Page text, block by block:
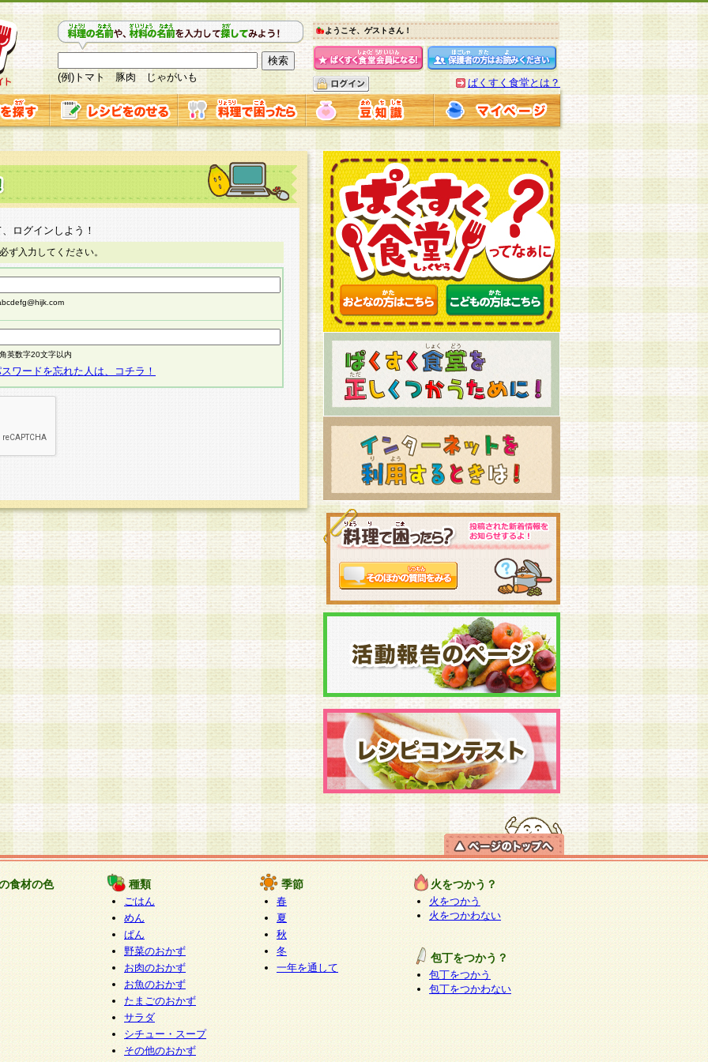
(例)トマト 豚肉 じゃがいも
ようこそ、ゲストさん！
ぱくすく食堂とは？
ログインしよう！
ず入力してください。
英数字20文字以内
ワードを忘れた人は、コチラ！
食材の色 種類
ごはん
めん
ぱん
野菜のおかず
お肉のおかず
お魚のおかず
たまごのおかず
サラダ
シチュー・スープ
その他のおかず
季節
春
夏
秋
冬
一年を通して
火をつかう？
火をつかう
火をつかわない
包丁をつかう？
包丁をつかう
包丁をつかわない